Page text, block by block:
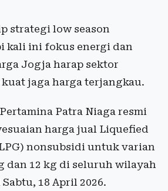
strategi low season
kali ini fokus energi dan
Jogja harap sektor
jaga harga terjangkau.
Patra Niaga resmi
harga jual Liquefied
nonsubsidi untuk varian
dan 12 kg di seluruh wilayah
18 April 2026.